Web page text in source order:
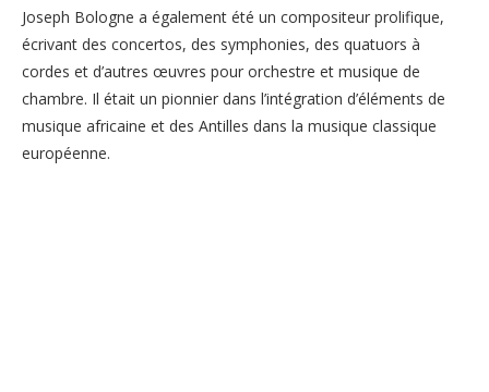
Joseph Bologne a également été un compositeur prolifique,
écrivant des concertos, des symphonies, des quatuors à
cordes et d’autres œuvres pour orchestre et musique de
chambre. Il était un pionnier dans l’intégration d’éléments de
musique africaine et des Antilles dans la musique classique
européenne.